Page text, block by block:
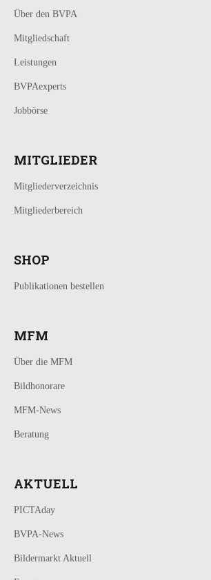
Über den BVPA
Mitgliedschaft
Leistungen
BVPAexperts
Jobbörse
MITGLIEDER
Mitgliederverzeichnis
Mitgliederbereich
SHOP
Publikationen bestellen
MFM
Über die MFM
Bildhonorare
MFM-News
Beratung
AKTUELL
PICTAday
BVPA-News
Bildermarkt Aktuell